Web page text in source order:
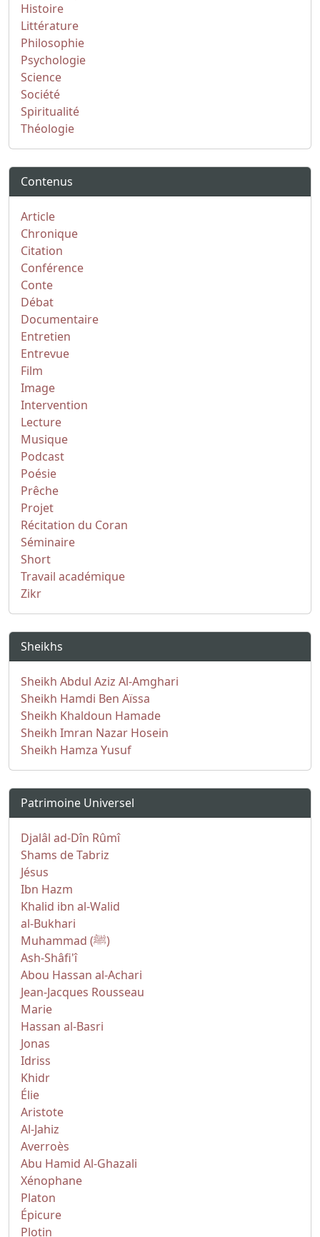
Histoire
Littérature
Philosophie
Psychologie
Science
Société
Spiritualité
Théologie
Contenus
Article
Chronique
Citation
Conférence
Conte
Débat
Documentaire
Entretien
Entrevue
Film
Image
Intervention
Lecture
Musique
Podcast
Poésie
Prêche
Projet
Récitation du Coran
Séminaire
Short
Travail académique
Zikr
Sheikhs
Sheikh Abdul Aziz Al-Amghari
Sheikh Hamdi Ben Aïssa
Sheikh Khaldoun Hamade
Sheikh Imran Nazar Hosein
Sheikh Hamza Yusuf
Patrimoine Universel
Djalâl ad-Dîn Rûmî
Shams de Tabriz
Jésus
Ibn Hazm
Khalid ibn al-Walid
al-Bukhari
Muhammad (ﷺ)
Ash-Shâfi'î
Abou Hassan al-Achari
Jean-Jacques Rousseau
Marie
Hassan al-Basri
Jonas
Idriss
Khidr
Élie
Aristote
Al-Jahiz
Averroès
Abu Hamid Al-Ghazali
Xénophane
Platon
Épicure
Plotin